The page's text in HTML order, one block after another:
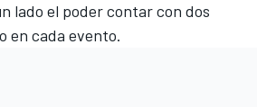
lado el poder contar con dos
en cada evento.